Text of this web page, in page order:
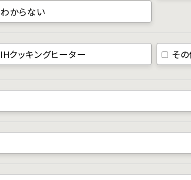
わからない
IHクッキングヒーター そ